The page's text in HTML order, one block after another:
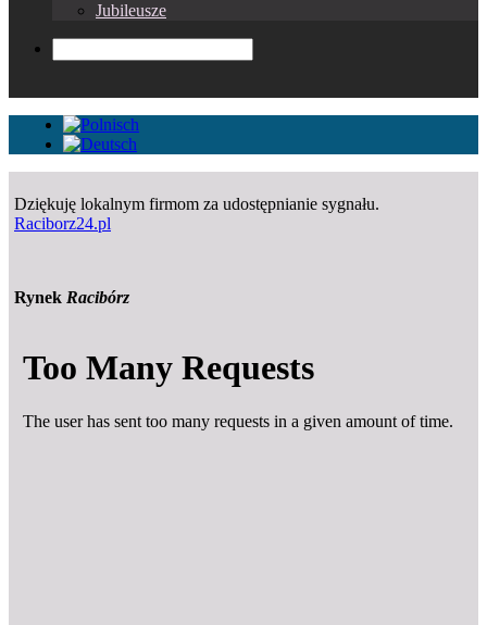
Jubileusze
Dziękuję lokalnym firmom za udostępnianie sygnału.
Raciborz24.pl
Rynek Racibórz